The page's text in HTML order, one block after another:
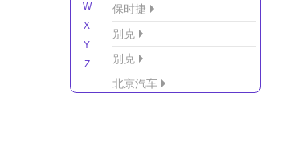
W
X
Y
Z
保时捷
别克
别克
北京汽车